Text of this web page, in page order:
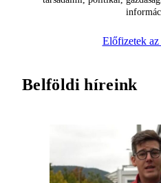
Előfizetek az
Belföldi híreink